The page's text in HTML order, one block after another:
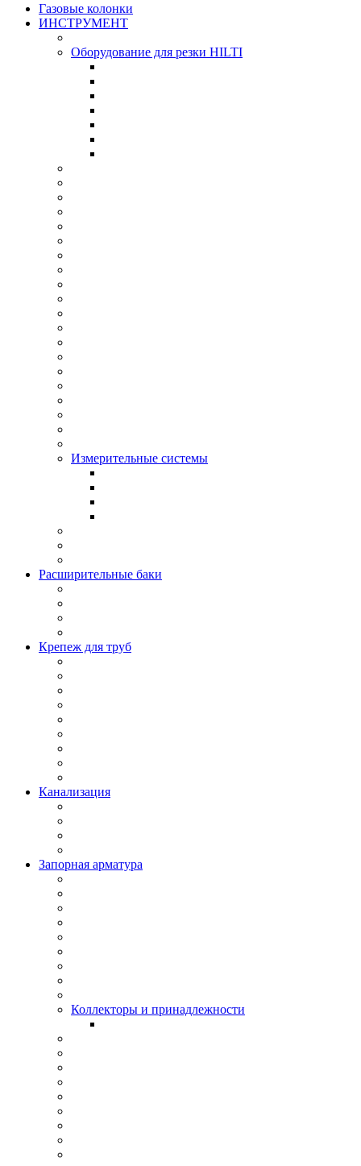
Газовые колонки
ИНСТРУМЕНТ
Оборудование для резки HILTI
Измерительные системы
Расширительные баки
Крепеж для труб
Канализация
Запорная арматура
Коллекторы и принадлежности